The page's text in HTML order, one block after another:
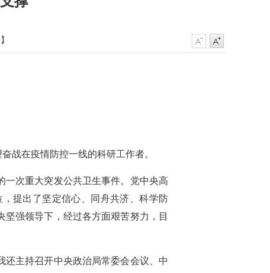
战在疫情防控一线的科研工作者。
次重大突发公共卫生事件。党中央高
提出了坚定信心、同舟共济、科学防
强领导下，经过各方面艰苦努力，目
主持召开中央政治局常委会会议、中